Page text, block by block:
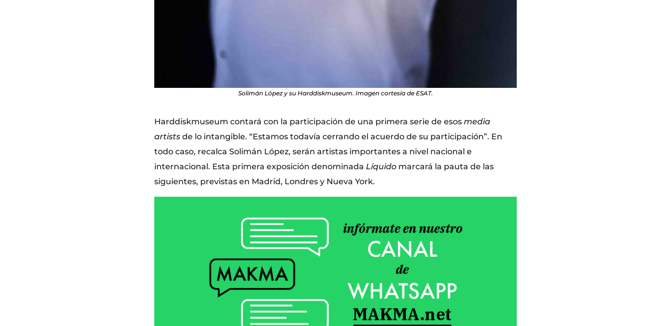
Solimán López y su Harddiskmuseum. Imagen cortesía de ESAT.
Harddiskmuseum contará con la participación de una primera serie de esos media
artists de lo intangible. “Estamos todavía cerrando el acuerdo de su participación”. En
todo caso, recalca Solimán López, serán artistas importantes a nivel nacional e
internacional. Esta primera exposición denominada Líquido marcará la pauta de las
siguientes, previstas en Madrid, Londres y Nueva York.